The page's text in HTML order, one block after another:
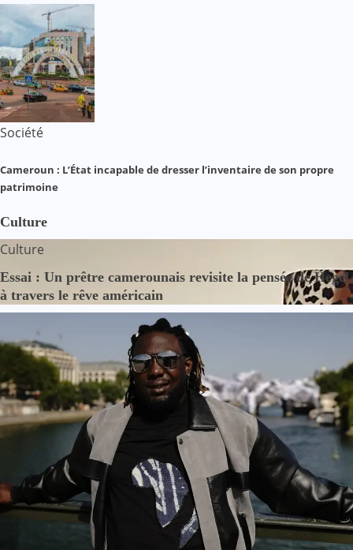
Société
Cameroun : L’État incapable de dresser l’inventaire de son propre
patrimoine
Culture
Culture
Essai : Un prêtre camerounais revisite la pensée de Hegel
à travers le rêve américain